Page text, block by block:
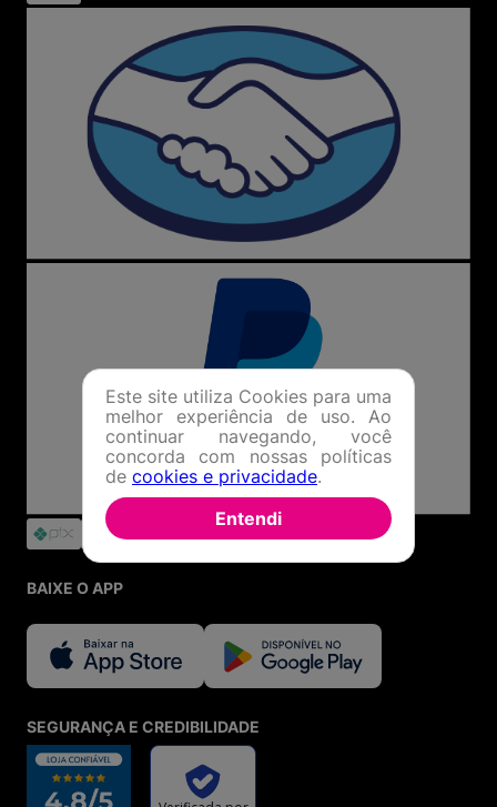
BAIXE O APP
SEGURANÇA E CREDIBILIDADE
Este site utiliza Cookies para uma
melhor experiência de uso. Ao
continuar navegando, você
concorda com nossas políticas
de cookies e privacidade.
Entendi